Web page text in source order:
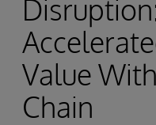
Value
Chain